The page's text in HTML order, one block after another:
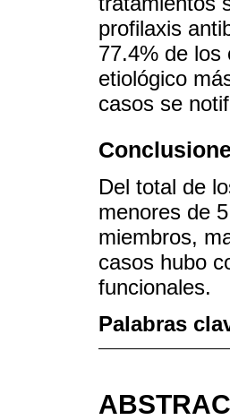
profilaxis
77.4% de los
etiológico
casos se
Del total de
menores de
miembros,
casos hubo
funcionales.
Palabras